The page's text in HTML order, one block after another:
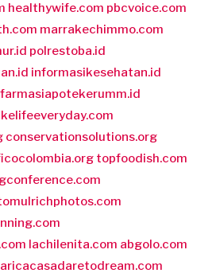
healthywife.com pbcvoice.com
marrakechimmo.com
polrestoba.id
informasikesehatan.id
farmasiapotekerumm.id
conservationsolutions.org
topfoodish.com
lachilenita.com abgolo.com